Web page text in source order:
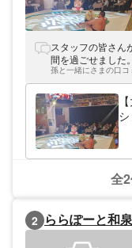
スタッフの皆さん
間を過ごせました。
孫と一緒にさまの口コ
全
2 ららぽーと和泉